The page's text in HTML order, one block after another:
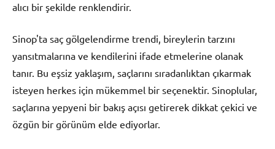
alıcı bir şekilde renklendirir.
Sinop'ta saç gölgelendirme trendi, bireylerin tarzını
yansıtmalarına ve kendilerini ifade etmelerine olanak
tanır. Bu eşsiz yaklaşım, saçlarını sıradanlıktan çıkarmak
isteyen herkes için mükemmel bir seçenektir. Sinoplular,
saçlarına yepyeni bir bakış açısı getirerek dikkat çekici ve
özgün bir görünüm elde ediyorlar.